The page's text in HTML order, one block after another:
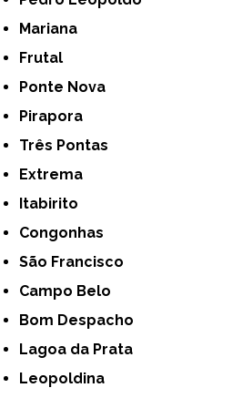
Mariana
Frutal
Ponte Nova
Pirapora
Três Pontas
Extrema
Itabirito
Congonhas
São Francisco
Campo Belo
Bom Despacho
Lagoa da Prata
Leopoldina